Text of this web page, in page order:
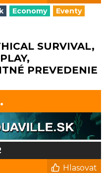
Economy Eventy
SURVIVAL,
PREVEDENIE
Hlasovat